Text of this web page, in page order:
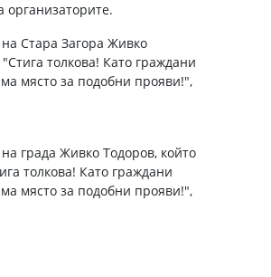
Стара Загора Живко
толкова! Като граждани
място за подобни прояви!",
града Живко Тодоров, който
толкова! Като граждани
място за подобни прояви!",